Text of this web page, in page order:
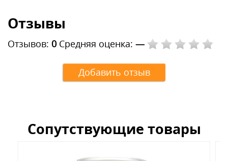
Отзывы
Отзывов: 0 Средняя оценка: —
Добавить отзыв
Сопутствующие товары